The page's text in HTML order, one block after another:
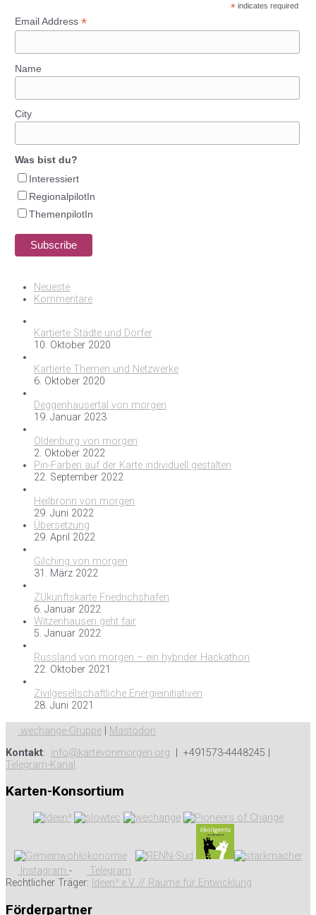
* indicates required
Email Address *
Name
City
Was bist du?
Interessiert
RegionalpilotIn
ThemenpilotIn
Neueste
Kommentare
Kartierte Städte und Dörfer
10. Oktober 2020
Kartierte Themen und Netzwerke
6. Oktober 2020
Deggenhausertal von morgen
19. Januar 2023
Oldenburg von morgen
2. Oktober 2022
Pin-Farben auf der Karte individuell gestalten
22. September 2022
Heilbronn von morgen
29. Juni 2022
Übersetzung
29. April 2022
Gilching von morgen
31. März 2022
ZUkunftskarte Friedrichshafen
6. Januar 2022
Witzenhausen geht fair
5. Januar 2022
Russland von morgen – ein hybrider Hackathon
22. Oktober 2021
Zivilgesellschaftliche Energieinitiativen
28. Juni 2021
wechange-Gruppe
Mastodon
Kontakt: info@kartevonmorgen.org | +491573-4448245 |
Telegram-Kanal
Karten-Konsortium
Instagram -
Telegram
Rechtlicher Träger: Ideen³ e.V. // Räume für Entwicklung
Förderpartner